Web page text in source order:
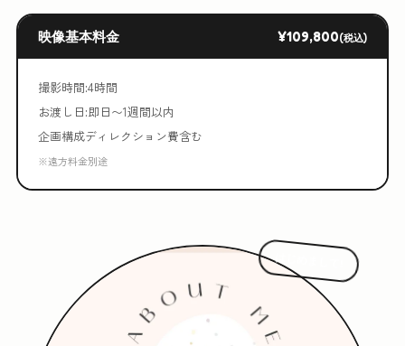
映像基本料金 ¥109,800(税込)
撮影時間:4時間
お渡し日:即日〜1週間以内
企画構成ディレクション費含む
※遠方料金別途
はじめまして!